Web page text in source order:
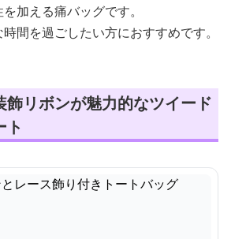
加える痛バッグです。
間を過ごしたい方におすすめです。
飾リボンが魅力的なツイード
ト